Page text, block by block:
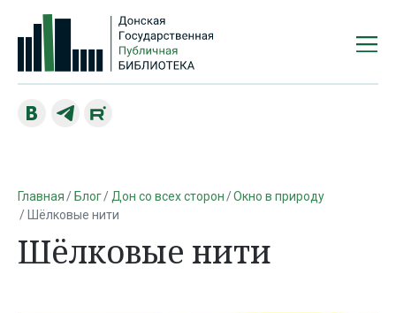
Главная Блог Дон со всех сторон
Окно в природу
Шёлковые нити
Шёлковые нити